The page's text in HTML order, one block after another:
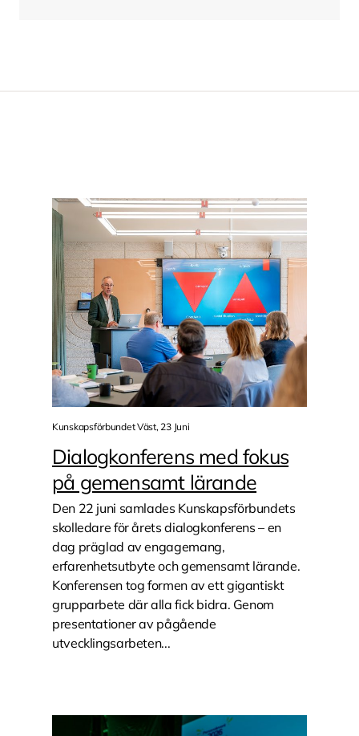
Kunskapsförbundet Väst, 23 Juni
Dialogkonferens med fokus
på gemensamt lärande
Den 22 juni samlades Kunskapsförbundets
skolledare för årets dialogkonferens – en
dag präglad av engagemang,
erfarenhetsutbyte och gemensamt lärande.
Konferensen tog formen av ett gigantiskt
grupparbete där alla fick bidra. Genom
presentationer av pågående
utvecklingsarbeten...